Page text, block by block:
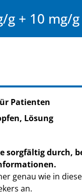
+ 10 mg/
Patienten
Lösung
sorgfältig durch,
genau wie in
an.